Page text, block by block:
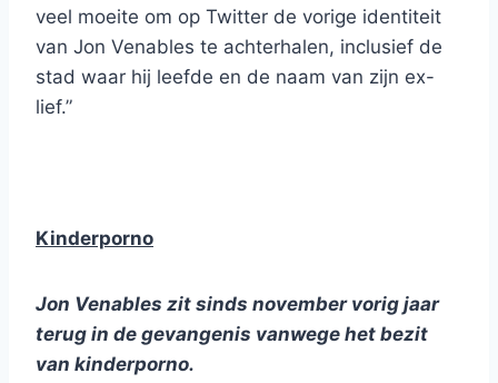
veel moeite om op Twitter de vorige identiteit
van Jon Venables te achterhalen, inclusief de
stad waar hij leefde en de naam van zijn ex-
lief.”
Kinderporno
Jon Venables zit sinds november vorig jaar
terug in de gevangenis vanwege het bezit
van kinderporno.